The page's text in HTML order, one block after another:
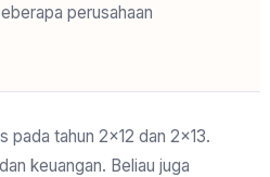
perusahaan
tahun 2×12 dan 2×13.
keuangan. Beliau juga